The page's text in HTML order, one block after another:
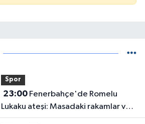
Spor
23:00Fenerbahçe'de Romelu
Lukaku ateşi: Masadaki rakamlar ve
transferin detayları belli oldu